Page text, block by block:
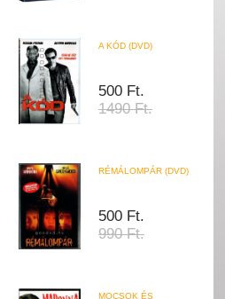
A KÓD (DVD)
500 Ft.
1490 Ft.
RÉMÁLOMPÁR (DVD)
500 Ft.
990 Ft.
MOCSOK ÉS